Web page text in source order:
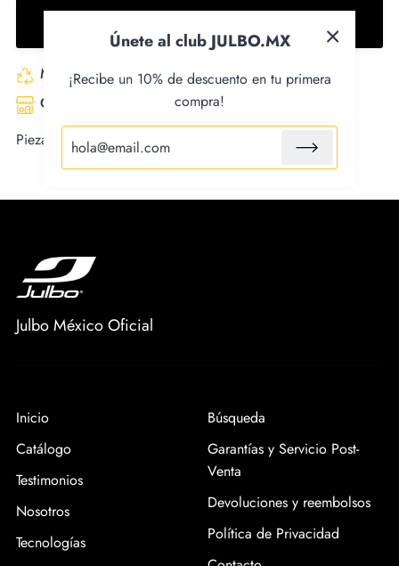
Made with recycled fabrics
Certified fair trade product
Pieza de repuesto para modelo ultimate
Julbo México Oficial
Inicio
Catálogo
Testimonios
Nosotros
Tecnologías
Búsqueda
Garantías y Servicio Post-
Venta
Devoluciones y reembolsos
Política de Privacidad
Únete al club JULBO.MX
¡Recibe un 10% de descuento en tu primera
compra!